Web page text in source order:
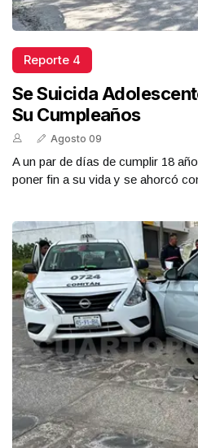
Reporte 4
Se Suicida
Su Cumpleaños
Agosto 09
A un par de días de cumplir 18
poner fin a su vida y se ahorcó